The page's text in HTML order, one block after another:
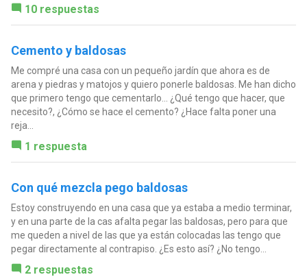
10 respuestas
Cemento y baldosas
Me compré una casa con un pequeño jardín que ahora es de
arena y piedras y matojos y quiero ponerle baldosas. Me han dicho
que primero tengo que cementarlo... ¿Qué tengo que hacer, que
necesito?, ¿Cómo se hace el cemento? ¿Hace falta poner una
reja...
1 respuesta
Con qué mezcla pego baldosas
Estoy construyendo en una casa que ya estaba a medio terminar,
y en una parte de la cas afalta pegar las baldosas, pero para que
me queden a nivel de las que ya están colocadas las tengo que
pegar directamente al contrapiso. ¿Es esto así? ¿No tengo...
2 respuestas